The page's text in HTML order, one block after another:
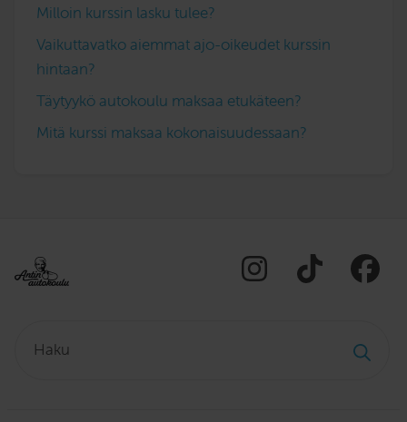
Milloin kurssin lasku tulee?
Vaikuttavatko aiemmat ajo-oikeudet kurssin
hintaan?
Täytyykö autokoulu maksaa etukäteen?
Mitä kurssi maksaa kokonaisuudessaan?